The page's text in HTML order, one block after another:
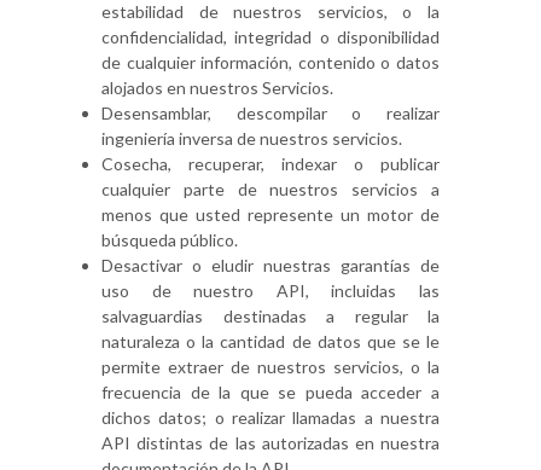
estabilidad de nuestros servicios, o la
confidencialidad, integridad o disponibilidad
de cualquier información, contenido o datos
alojados en nuestros Servicios.
Desensamblar, descompilar o realizar
ingeniería inversa de nuestros servicios.
Cosecha, recuperar, indexar o publicar
cualquier parte de nuestros servicios a
menos que usted represente un motor de
búsqueda público.
Desactivar o eludir nuestras garantías de
uso de nuestro API, incluidas las
salvaguardias destinadas a regular la
naturaleza o la cantidad de datos que se le
permite extraer de nuestros servicios, o la
frecuencia de la que se pueda acceder a
dichos datos; o realizar llamadas a nuestra
API distintas de las autorizadas en nuestra